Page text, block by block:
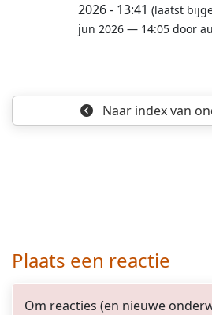
2026 - 13:41 (laatst
jun 2026 — 14:05 door
Naar indexvan
Plaats een reactie
Om reacties (en nieuwe